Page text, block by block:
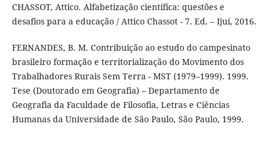
CHASSOT, Attico. Alfabetização científica: questões e
desafios para a educação / Attico Chassot - 7. Ed. – Ijuí, 2016.
FERNANDES, B. M. Contribuição ao estudo do campesinato
brasileiro formação e territorialização do Movimento dos
Trabalhadores Rurais Sem Terra - MST (1979–1999). 1999.
Tese (Doutorado em Geografia) – Departamento de
Geografia da Faculdade de Filosofia, Letras e Ciências
Humanas da Universidade de São Paulo, São Paulo, 1999.